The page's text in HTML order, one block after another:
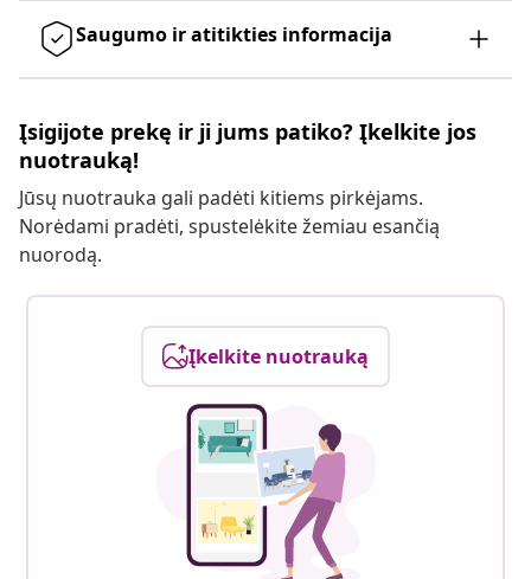
Saugumo ir atitikties informacija
Įsigijote prekę ir ji jums patiko? Įkelkite jos
nuotrauką!
Jūsų nuotrauka gali padėti kitiems pirkėjams.
Norėdami pradėti, spustelėkite žemiau esančią
nuorodą.
Įkelkite nuotrauką